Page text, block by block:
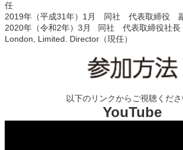
任
2019年（平成31年）1月 同社 代表取締役
2020年（令和2年）3月 同社 代表取締役社長
London, Limited. Director（現任）
以下のリンクからご視聴くださ
YouTube